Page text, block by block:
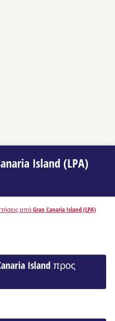
Island (LPA)
από Gran Canaria Island (LPA)
Island προς